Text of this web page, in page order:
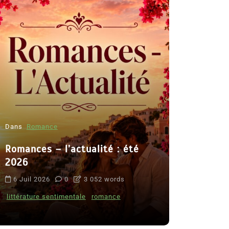
Dans Romance
Romances – l’actualité : été
2026
6 Juil 2026 0 3 052 words
littérature sentimentale romance